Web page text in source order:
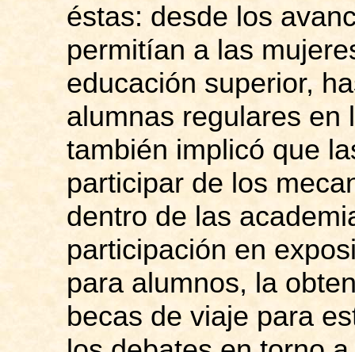
éstas: desde los
permitían a las
educación superior,
alumnas regulares en
también implicó que
participar de los
dentro de las
participación en
para alumnos, la
becas de viaje para